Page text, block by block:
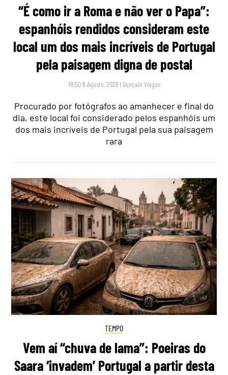
“É como ir a Roma e não ver o Papa”:
espanhóis rendidos consideram este
local um dos mais incríveis de Portugal
pela paisagem digna de postal
18:50 6 Agosto, 2026 | Gonçalo Viegas
Procurado por fotógrafos ao amanhecer e final do
dia, este local foi considerado pelos espanhóis um
dos mais incríveis de Portugal pela sua paisagem
rara
TEMPO
Vem aí “chuva de lama”: Poeiras do
Saara ‘invadem’ Portugal a partir desta